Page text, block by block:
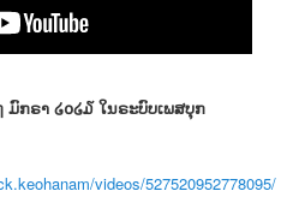
ມົກຣາ ໒໐໒໓ ໃນຣະບົບເພສບຸກ
videos/527520952778095/